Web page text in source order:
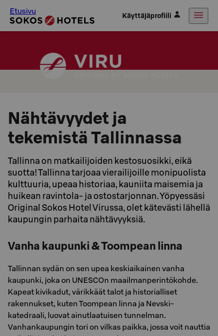
Etusivu Käyttäjäprofiili
Nähtävyydet ja
tekemistä Tallinnassa
Tallinna on matkailijoiden kestosuosikki, eikä
suotta! Tallinna tarjoaa vierailijoille monipuolista
kulttuuria, upeaa historiaa, kauniita maisemia ja
huikean ravintola- ja ostostarjonnan. Yöpyessäsi
Original Sokos Hotel Virussa, olet kätevästi lähellä
kaupungin parhaita nähtävyyksiä.
Vanha kaupunki & Toompean linna
Tallinnan sydän on sen upea keskiaikainen vanha
kaupunki, joka on UNESCOn maailmanperintökohde.
Kapeat kivikadut, värikkäät talot ja historialliset
rakennukset, kuten Toompean linna ja Nevski-
katedraali, luovat ainutlaatuisen tunnelman.
Vanhankaupungin tori on vilkas paikka, jossa voit nauttia